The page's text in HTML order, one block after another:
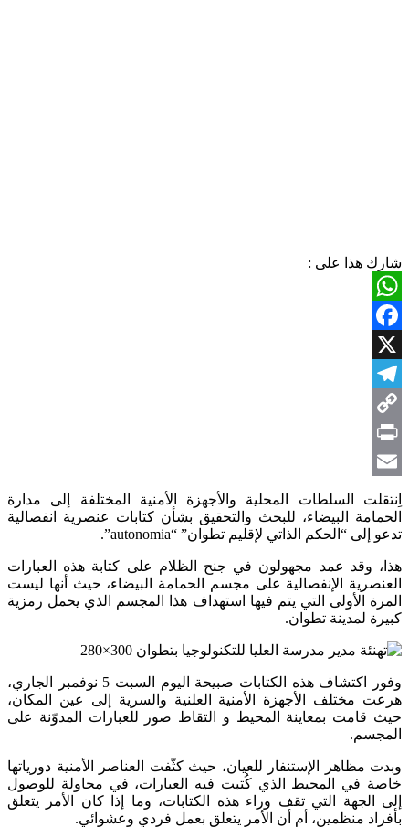
شارك هذا على :
WhatsApp
Facebook
X
Telegram
Copy
Link
Print
Email
اِنتقلت السلطات المحلية والأجهزة الأمنية المختلفة إلى مدارة
الحمامة البيضاء، للبحث والتحقيق بشأن كتابات عنصرية انفصالية
تدعو إلى “الحكم الذاتي لإقليم تطوان” “autonomia”.
هذا، وقد عمد مجهولون في جنح الظلام على كتابة هذه العبارات
العنصرية الإنفصالية على مجسم الحمامة البيضاء، حيث أنها ليست
المرة الأولى التي يتم فيها استهداف هذا المجسم الذي يحمل رمزية
كبيرة لمدينة تطوان.
وفور اكتشاف هذه الكتابات صبيحة اليوم السبت 5 نوفمبر الجاري،
هرعت مختلف الأجهزة الأمنية العلنية والسرية إلى عين المكان،
حيث قامت بمعاينة المحيط و التقاط صور للعبارات المدوّنة على
المجسم.
وبدت مظاهر الإستنفار للعيان، حيث كثّفت العناصر الأمنية دورياتها
خاصة في المحيط الذي كُتبت فيه العبارات، في محاولة للوصول
إلى الجهة التي تقف وراء هذه الكتابات، وما إذا كان الأمر يتعلق
بأفراد منظمين، أم أن الأمر يتعلق بعمل فردي وعشوائي.